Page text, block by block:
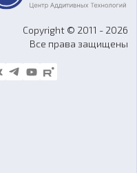
Copyright © 2011 - 2026
Все права защищены